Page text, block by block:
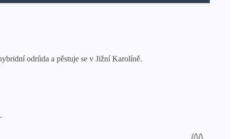
odrůda a pěstuje se v Jižní Karolíně.